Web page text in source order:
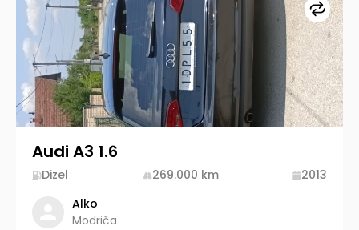
Audi A3 1.6
Dizel 269.000 km
2013
Alko
Modriča